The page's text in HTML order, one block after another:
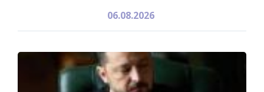
06.08.2026